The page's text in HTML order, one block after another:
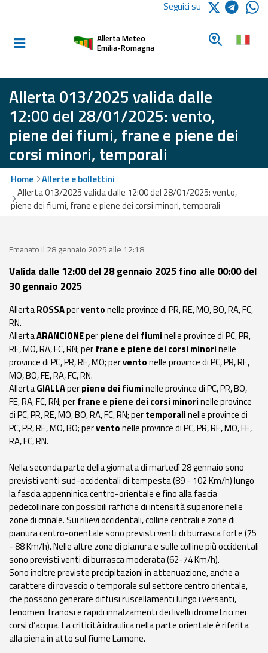
Informati e
Allerte E
Bollettini
Allerte e
Bollettini
Meteo
Allerte e
Monitoraggio
eventi
Previsioni e dati
Previsioni meteo e
marine
Dati osservati
Radar meteo
Strumenti
Operativi
Report
Aggiornamenti
Informazioni
utili
Domande
frequenti
Seguici su
Allerta Meteo
Emilia-Romagna
Cerca un
Allerta 013/2025 valida dalle
12:00 del 28/01/2025: vento,
piene dei fiumi, frane e piene dei
corsi minori, temporali
Home
Allerte e bollettini
Allerta 013/2025 valida dalle 12:00 del 28/01/2025: vento,
piene dei fiumi, frane e piene dei corsi minori, temporali
Emanato il 28 gennaio 2025 alle 12:18
Valida dalle 12:00 del 28 gennaio 2025 fino alle 00:00 del
30 gennaio 2025
AllertaROSSAperventonelle province di PR, RE, MO, BO, RA, FC,
RN.
AllertaARANCIONEperpiene dei fiuminelle province di PC, PR,
RE, MO, RA, FC, RN; perfrane e piene dei corsi minorinelle
province di PC, PR, RE, MO; perventonelle province di PC, PR, RE,
MO, BO, FE, RA, FC, RN.
AllertaGIALLAperpiene dei fiuminelle province di PC, PR, BO,
FE, RA, FC, RN; perfrane e piene dei corsi minorinelle province
di PC, PR, RE, MO, BO, RA, FC, RN; pertemporalinelle province di
PC, PR, RE, MO, BO; perventonelle province di PC, PR, RE, MO, FE,
RA, FC, RN.
Nella seconda parte della giornata di martedì 28 gennaio sono
previsti venti sud-occidentali di tempesta (89 - 102 Km/h) lungo
la fascia appenninica centro-orientale e fino alla fascia
pedecollinare con possibili raffiche di intensità superiore nelle
zone di crinale. Sui rilievi occidentali, colline centrali e zone di
pianura centro-orientale sono previsti venti di burrasca forte (75
- 88 Km/h). Nelle altre zone di pianura e sulle colline più occidentali
sono previsti venti di burrasca moderata (62-74 Km/h).
Sono inoltre previste precipitazioni in attenuazione, anche a
carattere di rovescio o temporale sul settore centro orientale,
che possono generare diffusi ruscellamenti lungo i versanti,
fenomeni franosi e rapidi innalzamenti dei livelli idrometrici nei
corsi d’acqua. La criticità idraulica nella parte orientale è riferita
alla piena in atto sul fiume Lamone.